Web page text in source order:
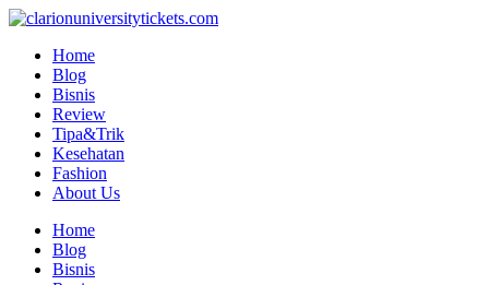
Skip
contentHome
Blog
Bisnis
Review
Tipa&Trik
Kesehatan
Fashion
About Us
Home
Blog
Bisnis